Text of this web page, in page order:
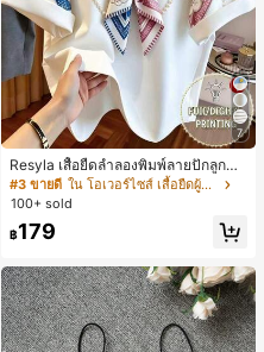
7
Resyla เสื้อยืดลำลองพิมพ์ลายปักลูกปัด
รูปโบว์ขนาดใหญ่สำหรับผู้หญิง
#3 ขายดี
ใน โอเวอร์ไซส์ เสื้อยืดผู้หญิง
100+ sold
฿179